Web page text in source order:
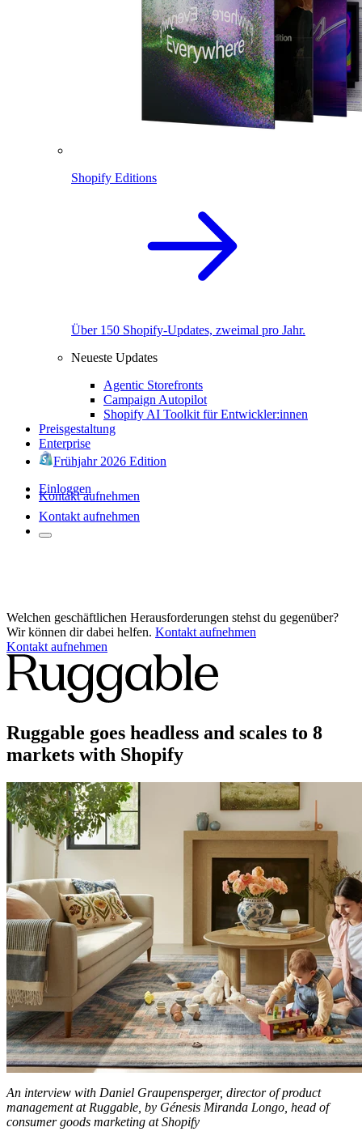
Shopify Editions
Über 150 Shopify-Updates, zweimal pro Jahr.
Neueste Updates
Agentic Storefronts
Campaign Autopilot
Shopify AI Toolkit für Entwickler:innen
Preisgestaltung
Enterprise
Frühjahr 2026 Edition
Einloggen
Kontakt aufnehmen
Kontakt aufnehmen
Welchen geschäftlichen Herausforderungen stehst du gegenüber?
Wir können dir dabei helfen. Kontakt aufnehmen
Kontakt aufnehmen
Ruggable goes headless and scales to 8
markets with Shopify
An interview with Daniel Graupensperger, director of product
management at Ruggable, by Génesis Miranda Longo, head of
consumer goods marketing at Shopify